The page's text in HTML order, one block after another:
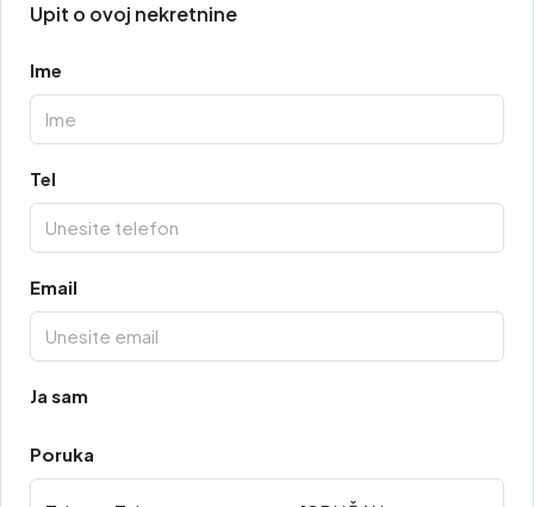
Upit o ovoj nekretnine
Ime
Tel
Email
Ja sam
Poruka